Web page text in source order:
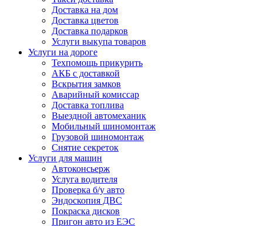
Доставка на дом
Доставка цветов
Доставка подарков
Услуги выкупа товаров
Услуги на дороге
Техпомощь прикурить
АКБ с доставкой
Вскрытия замков
Аварийный комиссар
Доставка топлива
Выездной автомеханик
Мобильный шиномонтаж
Грузовой шиномонтаж
Снятие секреток
Услуги для машин
Автоконсьерж
Услуга водителя
Проверка б/у авто
Эндоскопия ДВС
Покраска дисков
Пригон авто из ЕЭС